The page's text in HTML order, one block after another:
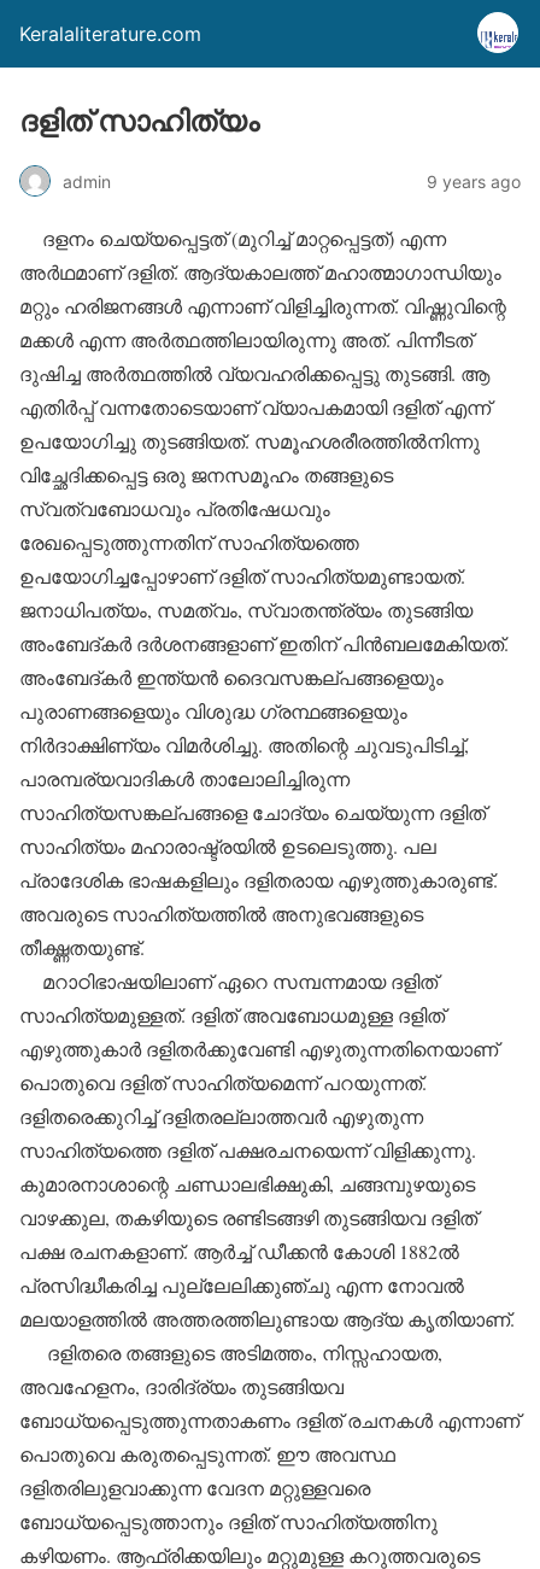
Keralaliterature.com
ദളിത് സാഹിത്യം
admin 9 years ago
ദളനം ചെയ്യപ്പെട്ടത് (മുറിച്ച് മാറ്റപ്പെട്ടത്) എന്ന
അര്‍ഥമാണ് ദളിത്. ആദ്യകാലത്ത് മഹാത്മാഗാന്ധിയും
മറ്റും ഹരിജനങ്ങള്‍ എന്നാണ് വിളിച്ചിരുന്നത്. വിഷ്ണുവിന്റെ
മക്കള്‍ എന്ന അര്‍ത്ഥത്തിലായിരുന്നു അത്. പിന്നീടത്
ദുഷിച്ച അര്‍ത്ഥത്തില്‍ വ്യവഹരിക്കപ്പെട്ടു തുടങ്ങി. ആ
എതിര്‍പ്പ് വന്നതോടെയാണ് വ്യാപകമായി ദളിത് എന്ന്
ഉപയോഗിച്ചു തുടങ്ങിയത്. സമൂഹശരീരത്തില്‍നിന്നു
വിച്ഛേദിക്കപ്പെട്ട ഒരു ജനസമൂഹം തങ്ങളുടെ
സ്വത്വബോധവും പ്രതിഷേധവും
രേഖപ്പെടുത്തുന്നതിന് സാഹിത്യത്തെ
ഉപയോഗിച്ചപ്പോഴാണ് ദളിത് സാഹിത്യമുണ്ടായത്.
ജനാധിപത്യം, സമത്വം, സ്വാതന്ത്ര്യം തുടങ്ങിയ
അംബേദ്കര്‍ ദര്‍ശനങ്ങളാണ് ഇതിന് പിന്‍ബലമേകിയത്.
അംബേദ്കര്‍ ഇന്ത്യന്‍ ദൈവസങ്കല്പങ്ങളെയും
പുരാണങ്ങളെയും വിശുദ്ധ ഗ്രന്ഥങ്ങളെയും
നിര്‍ദാക്ഷിണ്യം വിമര്‍ശിച്ചു. അതിന്റെ ചുവടുപിടിച്ച്,
പാരമ്പര്യവാദികള്‍ താലോലിച്ചിരുന്ന
സാഹിത്യസങ്കല്പങ്ങളെ ചോദ്യം ചെയ്യുന്ന ദളിത്
സാഹിത്യം മഹാരാഷ്ട്രയില്‍ ഉടലെടുത്തു. പല
പ്രാദേശിക ഭാഷകളിലും ദളിതരായ എഴുത്തുകാരുണ്ട്.
അവരുടെ സാഹിത്യത്തില്‍ അനുഭവങ്ങളുടെ
തീക്ഷ്ണതയുണ്ട്.
മറാഠിഭാഷയിലാണ് ഏറെ സമ്പന്നമായ ദളിത്
സാഹിത്യമുള്ളത്. ദളിത് അവബോധമുള്ള ദളിത്
എഴുത്തുകാര്‍ ദളിതര്‍ക്കുവേണ്ടി എഴുതുന്നതിനെയാണ്
പൊതുവെ ദളിത് സാഹിത്യമെന്ന് പറയുന്നത്.
ദളിതരെക്കുറിച്ച് ദളിതരല്ലാത്തവര്‍ എഴുതുന്ന
സാഹിത്യത്തെ ദളിത് പക്ഷരചനയെന്ന് വിളിക്കുന്നു.
കുമാരനാശാന്റെ ചണ്ഡാലഭിക്ഷുകി, ചങ്ങമ്പുഴയുടെ
വാഴക്കുല, തകഴിയുടെ രണ്ടിടങ്ങഴി തുടങ്ങിയവ ദളിത്
പക്ഷ രചനകളാണ്. ആര്‍ച്ച് ഡീക്കന്‍ കോശി 1882ല്‍
പ്രസിദ്ധീകരിച്ച പുല്ലേലിക്കുഞ്ചു എന്ന നോവല്‍
മലയാളത്തില്‍ അത്തരത്തിലുണ്ടായ ആദ്യ കൃതിയാണ്.
ദളിതരെ തങ്ങളുടെ അടിമത്തം, നിസ്സഹായത,
അവഹേളനം, ദാരിദ്ര്യം തുടങ്ങിയവ
ബോധ്യപ്പെടുത്തുന്നതാകണം ദളിത് രചനകള്‍ എന്നാണ്
പൊതുവെ കരുതപ്പെടുന്നത്. ഈ അവസ്ഥ
ദളിതരിലുളവാക്കുന്ന വേദന മറ്റുള്ളവരെ
ബോധ്യപ്പെടുത്താനും ദളിത് സാഹിത്യത്തിനു
കഴിയണം. ആഫ്രിക്കയിലും മറ്റുമുള്ള കറുത്തവരുടെ